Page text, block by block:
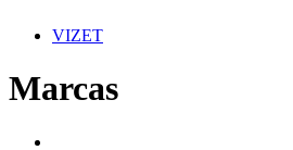
VIZET
Marcas